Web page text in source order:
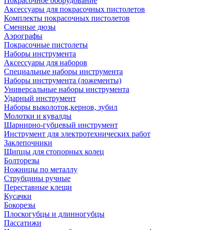
Аксессуары для покрасочных пистолетов
Комплекты покрасочных пистолетов
Сменные дюзы
Аэрографы
Покрасочные пистолеты
Наборы инструмента
Аксессуары для наборов
Специальные наборы инструмента
Наборы инструмента (ложементы)
Универсальные наборы инструмента
Ударный инструмент
Наборы выколоток,кернов, зубил
Молотки и кувалды
Шарнирно-губцевый инструмент
Инструмент для электротехнических работ
Заклепочники
Щипцы для стопорных колец
Болторезы
Ножницы по металлу
Струбцины ручные
Переставные клещи
Кусачки
Бокорезы
Плоскогубцы и длинногубцы
Пассатижи